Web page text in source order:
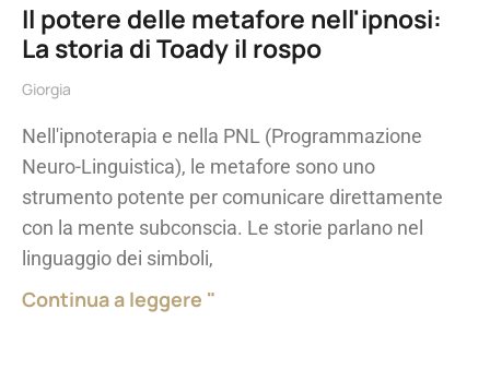
Il potere delle metafore nell'ipnosi:
La storia di Toady il rospo
Giorgia
Nell'ipnoterapia e nella PNL (Programmazione
Neuro-Linguistica), le metafore sono uno
strumento potente per comunicare direttamente
con la mente subconscia. Le storie parlano nel
linguaggio dei simboli,
Continua a leggere "